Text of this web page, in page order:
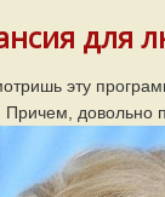
для
эту
Причем, довольно